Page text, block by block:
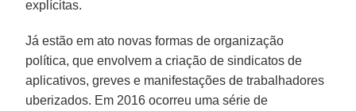
explícitas.
Já estão em ato novas formas de organização
política, que envolvem a criação de sindicatos de
aplicativos, greves e manifestações de trabalhadores
uberizados. Em 2016 ocorreu uma série de